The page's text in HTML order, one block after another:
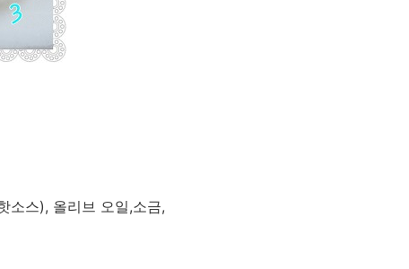
소스), 올리브 오일,소금,